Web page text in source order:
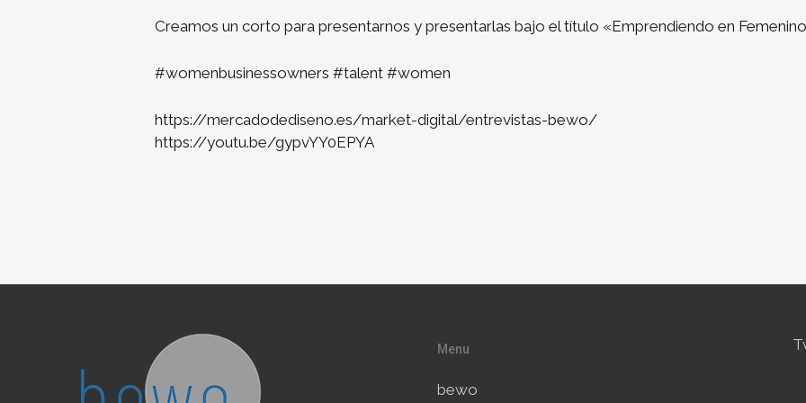
Creamos un corto para presentarnos y presentarlas bajo el título «Emprendiendo en
#womenbusinessowners #talent #women
https://mercadodediseno.es/market-digital/entrevistas-bewo/
https://youtu.be/gypvYY0EPYA
Menu
bewo